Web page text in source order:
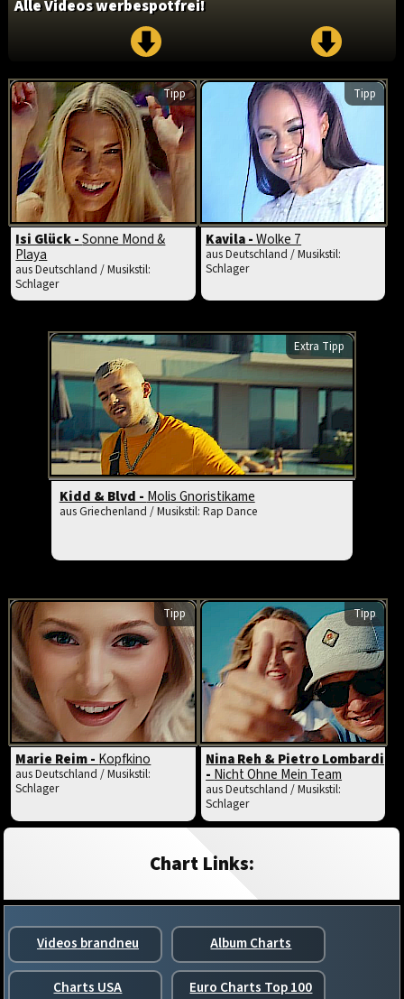
Alle Videos werbespotfrei!
Tipp
Isi Glück -Sonne Mond &
Playa
aus Deutschland / Musikstil:
Schlager
Tipp
Kavila -Wolke 7
aus Deutschland / Musikstil:
Schlager
Extra Tipp
Kidd & Blvd - Molis Gnoristikame
aus Griechenland / Musikstil: Rap Dance
Tipp
Marie Reim -Kopfkino
aus Deutschland / Musikstil:
Schlager
Tipp
Nina Reh & Pietro Lombardi
-Nicht Ohne Mein Team
aus Deutschland / Musikstil:
Schlager
Chart Links:
Videos brandneu Album Charts
Charts USA Euro Charts Top 100